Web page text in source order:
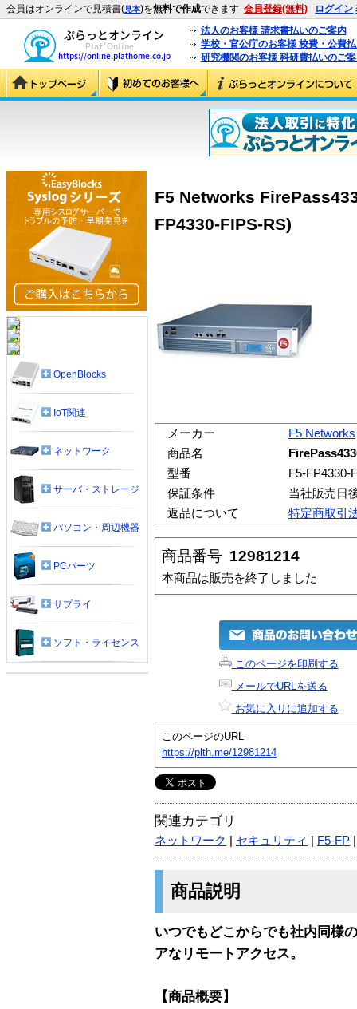
会員はオンラインで見積書(見本)を無料で作成できます 会員登録(無料) ログイン
法人のお客様 請求書払いのご案内
学校・官公庁のお客様 校費・公費
研究機関のお客様 科研費払いのご
F5 Networks
FP4330-FIPS-RS)
メーカー
F5 Networks
商品名
型番
F5-FP4330-
保証条件
当社販売日
返品について
特定商取引
商品番号 12981214
本商品は販売を終了しました
このページを印刷する
メールでURLを送る
お気に入りに追加する
このページのURL
https://plth.me/12981214
関連カテゴリ
ネットワーク セキュリティ F5-FP
商品説明
いつでもどこからでも社内同様
アなリモートアクセス。
【商品概要】
OpenBlocks
IoT関連
ネットワーク
サーバ・ストレージ
パソコン・周辺機器
PCパーツ
サプライ
ソフト・ライセンス